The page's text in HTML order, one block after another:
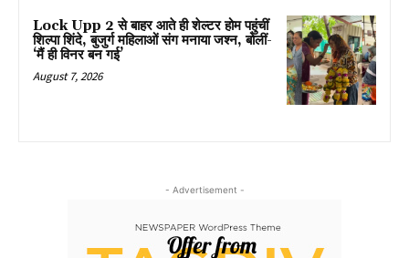
Lock Upp 2 से बाहर आते ही शेल्टर होम पहुंचीं
शिल्पा शिंदे, बुजुर्ग महिलाओं संग मनाया जश्न, बोलीं-
‘मैं ही विनर बन गई’
August 7, 2026
- Advertisement -